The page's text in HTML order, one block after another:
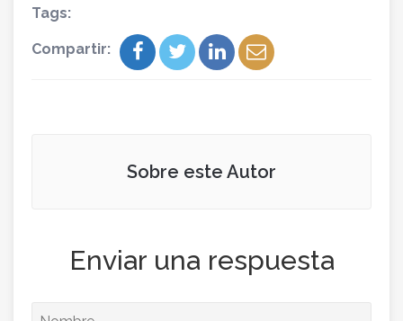
Tags:
Compartir:
Sobre este Autor
Enviar una respuesta